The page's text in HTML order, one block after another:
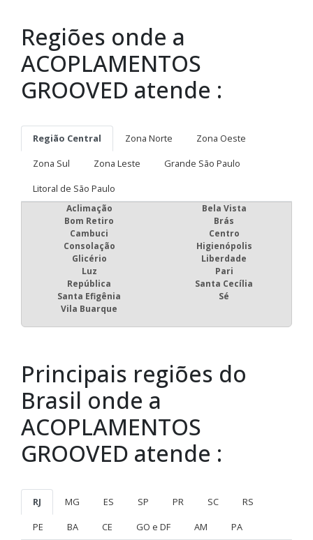
Regiões onde a
ACOPLAMENTOS
GROOVED atende :
Região Central Zona Norte
Zona Oeste
Zona Sul
Zona Leste
Grande São Paulo
Litoral de São Paulo
Aclimação
Bela Vista
Bom Retiro
Brás
Cambuci
Centro
Consolação
Higienópolis
Glicério
Liberdade
Luz
Pari
República
Santa Cecília
Santa Efigênia
Sé
Vila Buarque
Principais regiões do
Brasil onde a
ACOPLAMENTOS
GROOVED atende :
RJ MG ES SP PR SC
RS
PE
BA CE GO e DF AM PA